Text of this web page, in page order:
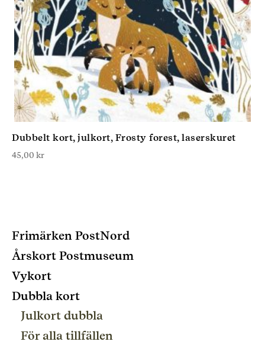
Dubbelt kort, julkort, Frosty forest, laserskuret
45,00 kr
Frimärken PostNord
Årskort Postmuseum
Vykort
Dubbla kort
Julkort dubbla
För alla tillfällen